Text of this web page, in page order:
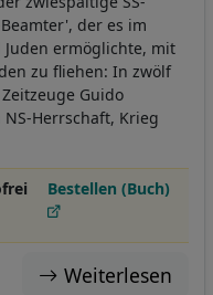
der es im
ermöglichte, mit
zu fliehen: In zwölf
Guido
Herrschaft, Krieg
Bestellen (Buch)
Weiterlesen